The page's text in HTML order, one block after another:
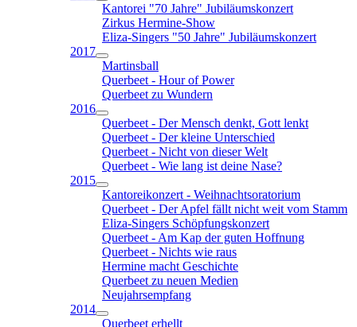
Kantorei "70 Jahre" Jubiläumskonzert
Zirkus Hermine-Show
Eliza-Singers "50 Jahre" Jubiläumskonzert
2017
Martinsball
Querbeet - Hour of Power
Querbeet zu Wundern
2016
Querbeet - Der Mensch denkt, Gott lenkt
Querbeet - Der kleine Unterschied
Querbeet - Nicht von dieser Welt
Querbeet - Wie lang ist deine Nase?
2015
Kantoreikonzert - Weihnachtsoratorium
Querbeet - Der Apfel fällt nicht weit vom Stamm
Eliza-Singers Schöpfungskonzert
Querbeet - Am Kap der guten Hoffnung
Querbeet - Nichts wie raus
Hermine macht Geschichte
Querbeet zu neuen Medien
Neujahrsempfang
2014
Querbeet erhellt